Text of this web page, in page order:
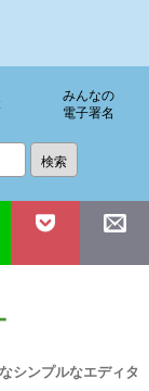
みんなの
電子署名
シンプルなエディタ